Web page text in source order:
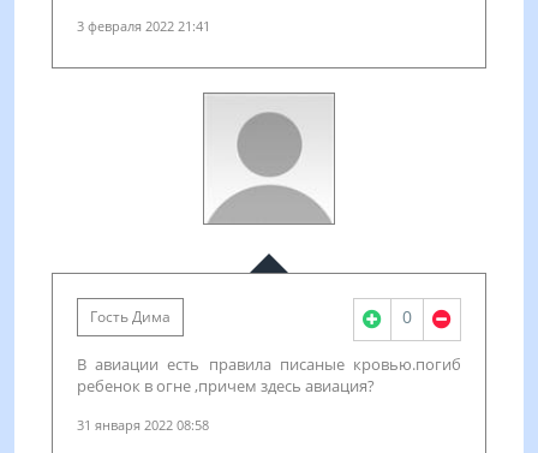
3 февраля 2022 21:41
Гость Дима 0
В авиации есть правила писаные кровью.погиб
ребенок в огне ,причем здесь авиация?
31 января 2022 08:58